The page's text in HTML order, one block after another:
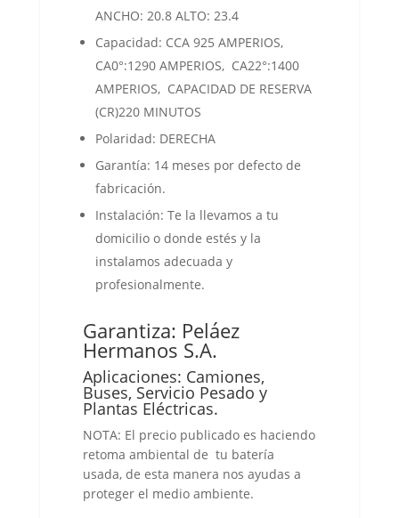
ANCHO: 20.8 ALTO: 23.4
Capacidad: CCA 925 AMPERIOS,
CA0°:1290 AMPERIOS, CA22°:1400
AMPERIOS, CAPACIDAD DE RESERVA
(CR)220 MINUTOS
Polaridad: DERECHA
Garantía: 14 meses por defecto de
fabricación.
Instalación: Te la llevamos a tu
domicilio o donde estés y la
instalamos adecuada y
profesionalmente.
Garantiza: Peláez
Hermanos S.A.
Aplicaciones: Camiones,
Buses, Servicio Pesado y
Plantas Eléctricas.
NOTA: El precio publicado es haciendo
retoma ambiental de tu batería
usada, de esta manera nos ayudas a
proteger el medio ambiente.